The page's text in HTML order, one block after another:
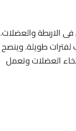
الاربطة والعضلات.
طويلة. وينصح
العضلات وتعمل